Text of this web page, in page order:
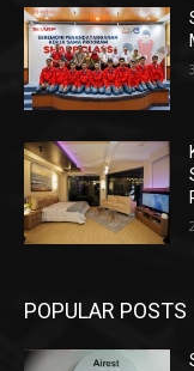
POPULAR POSTS